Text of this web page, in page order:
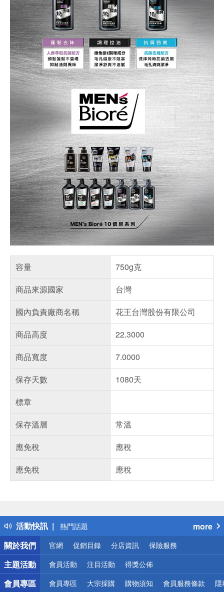
容量
750g克
商品來源國家
台灣
國內負責廠商名稱
花王台灣股份有限公司
商品高度
22.3000
商品寬度
7.0000
保存天數
1080天
標章
保存溫層
常溫
應免稅
應稅
應免稅
應稅
活動快訊
得獎公告
熱門話題
銀行優惠
偏遠地區配送
詐騙網頁！請小心！
more
關於我們
官網 促銷目錄 分店資訊 保險服務
主題活動 會員活動 注目活動 得獎公佈
會員專區 會員專區 大宗採購 購物須知 會員服務條款 隱